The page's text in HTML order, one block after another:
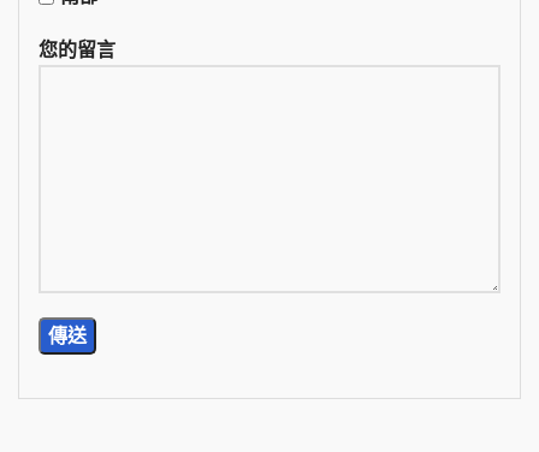
您的留言